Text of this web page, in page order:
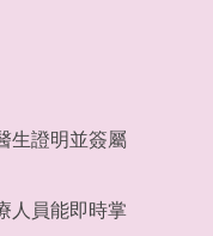
生證明並簽屬
人員能即時掌